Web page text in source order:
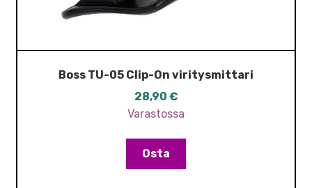
Boss TU-05 Clip-On viritysmittari
28,90 €
Varastossa
Osta